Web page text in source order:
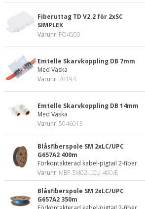
Fiberuttag TD V2.2 för 2xSC
SIMPLEX
Varunr FO4500
Emtelle Skarvkoppling DB 7mm
Med Väska
Varunr 70194
Emtelle Skarvkoppling DB 14mm
Med Väska
Varunr 5046013
Blåsfiberspole SM 2xLC/UPC
G657A2 400m
Förkontakterad kabel-pigtail 2-fiber
Varunr MBF-SM02-LCU-400/E
Blåsfiberspole SM 2xLC/UPC
G657A2 350m